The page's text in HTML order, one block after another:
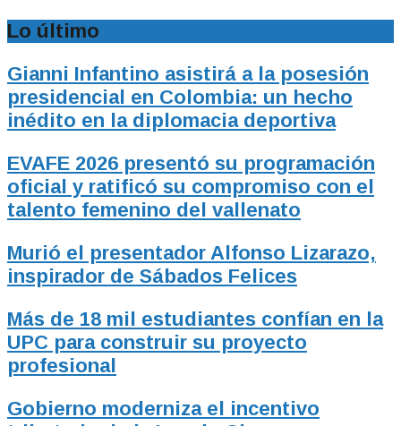
Lo último
Gianni Infantino asistirá a la posesión
presidencial en Colombia: un hecho
inédito en la diplomacia deportiva
EVAFE 2026 presentó su programación
oficial y ratificó su compromiso con el
talento femenino del vallenato
Murió el presentador Alfonso Lizarazo,
inspirador de Sábados Felices
Más de 18 mil estudiantes confían en la
UPC para construir su proyecto
profesional
Gobierno moderniza el incentivo